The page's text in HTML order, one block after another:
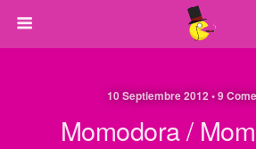
10 Septiembre 2012 • 9
Momodora /